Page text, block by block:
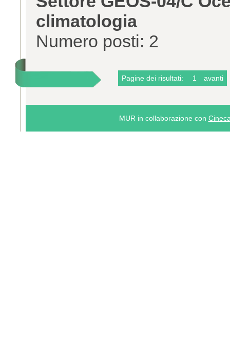
climatologia
Numero posti: 2
Pagine dei risultati: 1 avanti
MUR in collaborazione con